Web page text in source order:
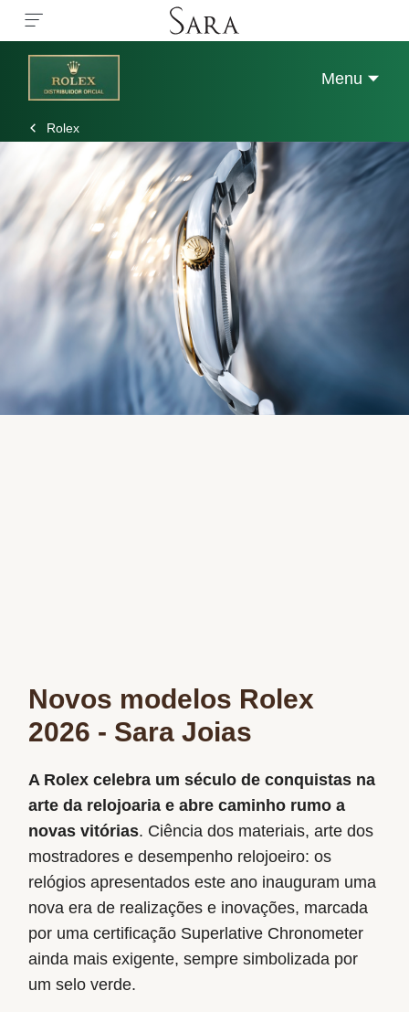
Menu
Rolex
Novos modelos Rolex
2026 - Sara Joias
A Rolex celebra um século de conquistas na
arte da relojoaria e abre caminho rumo a
novas vitórias. Ciência dos materiais, arte dos
mostradores e desempenho relojoeiro: os
relógios apresentados este ano inauguram uma
nova era de realizações e inovações, marcada
por uma certificação Superlative Chronometer
ainda mais exigente, sempre simbolizada por
um selo verde.